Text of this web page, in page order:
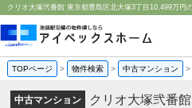
TOPページ > 物件検索 > 中古マンション >
中古マンション クリオ大塚弐番館